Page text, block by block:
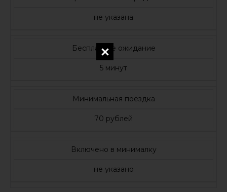
не указана
Бесплатное ожидание
5 минут
Минимальная поездка
70 рублей
Включено в минималку
не указано